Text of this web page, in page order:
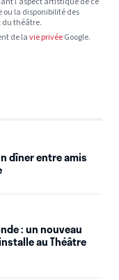
ou la disponibilité des
théâtre.
de lavie privéeGoogle.
dîner entre amis
: un nouveau
au Théâtre